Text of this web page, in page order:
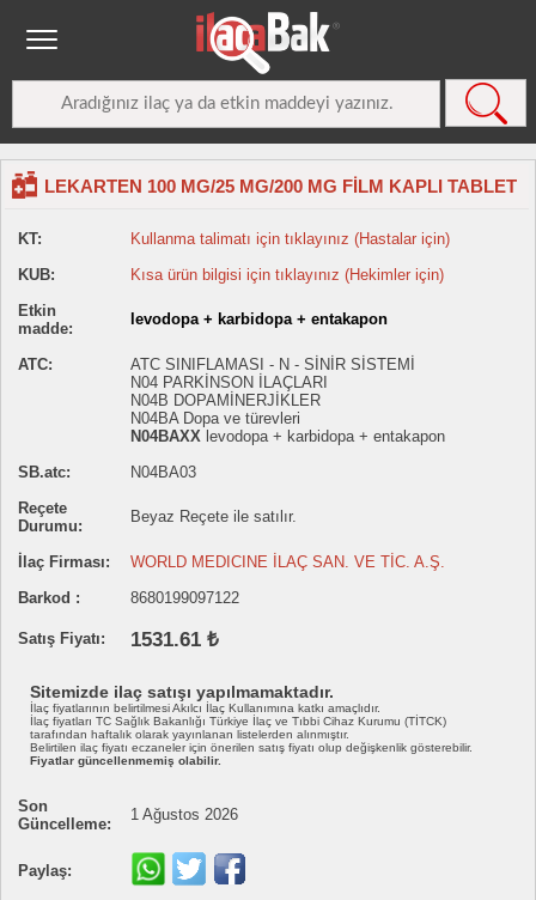
LEKARTEN 100 MG/25 MG/200 MG FİLM KAPLI TABLET
KT:
Kullanma talimatı için tıklayınız (Hastalar için)
KUB:
Kısa ürün bilgisi için tıklayınız (Hekimler için)
Etkin
madde:
levodopa + karbidopa + entakapon
ATC:
ATC SINIFLAMASI - N - SİNİR SİSTEMİ
N04 PARKİNSON İLAÇLARI
N04B DOPAMİNERJİKLER
N04BA Dopa ve türevleri
N04BAXX levodopa + karbidopa + entakapon
SB.atc:
N04BA03
Reçete
Durumu:
Beyaz Reçete ile satılır.
İlaç Firması:
WORLD MEDICINE İLAÇ SAN. VE TİC. A.Ş.
Barkod :
8680199097122
Satış Fiyatı: 1531.61 ₺
Sitemizde ilaç satışı yapılmamaktadır.
İlaç fiyatlarının belirtilmesi Akılcı İlaç Kullanımına katkı amaçlıdır.
İlaç fiyatları TC Sağlık Bakanlığı Türkiye İlaç ve Tıbbi Cihaz Kurumu (TİTCK)
tarafından haftalık olarak yayınlanan listelerden alınmıştır.
Belirtilen ilaç fiyatı eczaneler için önerilen satış fiyatı olup değişkenlik gösterebilir.
Fiyatlar güncellenmemiş olabilir.
Son
Güncelleme:
1 Ağustos 2026
Paylaş: